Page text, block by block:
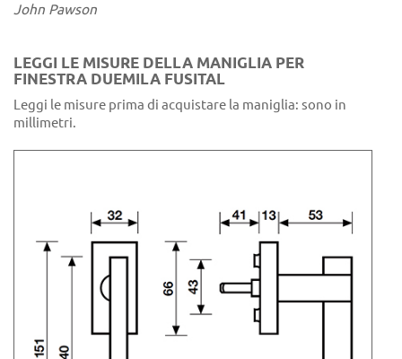
John Pawson
LEGGI LE MISURE DELLA MANIGLIA PER
FINESTRA DUEMILA FUSITAL
Leggi le misure prima di acquistare la maniglia: sono in
millimetri.